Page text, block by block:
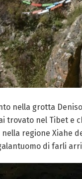
nella grotta
trovato nel Tibet e
regione Xiahe
di farli